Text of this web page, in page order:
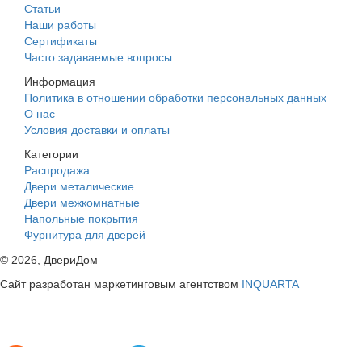
Статьи
Наши работы
Сертификаты
Часто задаваемые вопросы
Информация
Политика в отношении обработки персональных данных
О нас
Условия доставки и оплаты
Категории
Распродажа
Двери металические
Двери межкомнатные
Напольные покрытия
Фурнитура для дверей
© 2026 , ДвериДом
Сайт разработан маркетинговым агентством INQUARTA